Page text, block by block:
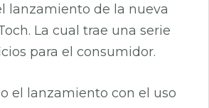
lanzamiento de la nueva
La cual trae una serie
para el consumidor.
el lanzamiento con el uso